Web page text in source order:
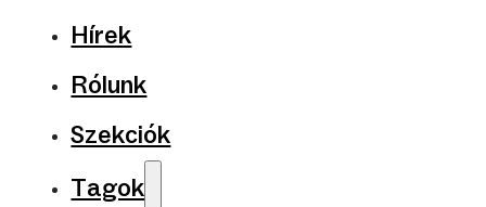
Hírek
Rólunk
Szekciók
Tagok